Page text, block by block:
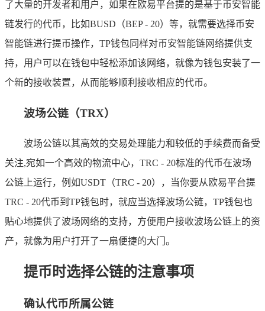
了大量的开发者和用户，如果在欧易平台提的是基于币安智能
链发行的代币，比如BUSD（BEP - 20）等，就需要选择币安
智能链进行提币操作，TP钱包同样对币安智能链网络提供支
持，用户可以在钱包中轻松添加该网络，就像为钱包安装了一
个新的接收装置，从而能够顺利接收相应的代币。
波场公链（TRX）
波场公链以其高效的交易处理能力和较低的手续费而备受
关注,宛如一个高效的物流中心，TRC - 20标准的代币在波场
公链上运行，例如USDT（TRC - 20），当你要从欧易平台提
TRC - 20代币到TP钱包时，就应当选择波场公链，TP钱包也
贴心地提供了波场网络的支持，方便用户接收波场公链上的资
产，就像为用户打开了一扇便捷的大门。
提币时选择公链的注意事项
确认代币所属公链